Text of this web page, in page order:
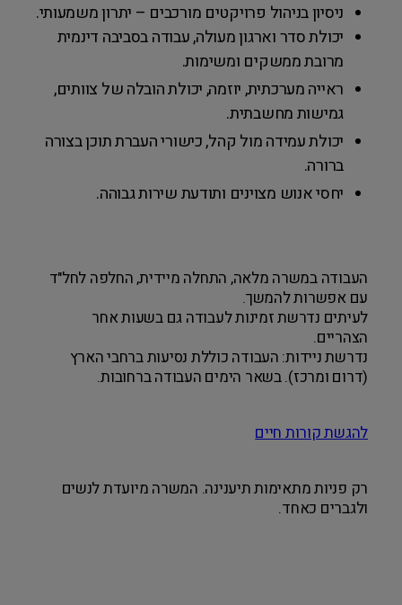
ניסיון בניהול פרויקטים מורכבים – יתרון משמעותי.
יכולת סדר וארגון מעולה, עבודה בסביבה דינמית
מרובת ממשקים ומשימות.
ראייה מערכתית, יוזמה, יכולת הובלה של צוותים,
גמישות מחשבתית.
יכולת עמידה מול קהל, כישורי העברת תוכן בצורה
ברורה.
יחסי אנוש מצוינים ותודעת שירות גבוהה.
העבודה במשרה מלאה, התחלה מיידית, החלפה לחל"ד
עם אפשרות להמשך.
לעיתים נדרשת זמינות לעבודה גם בשעות אחר
הצהריים.
נדרשת ניידות: העבודה כוללת נסיעות ברחבי הארץ
(דרום ומרכז). בשאר הימים העבודה ברחובות.
להגשת קורות חיים
רק פניות מתאימות תיענינה. המשרה מיועדת לנשים
ולגברים כאחד.